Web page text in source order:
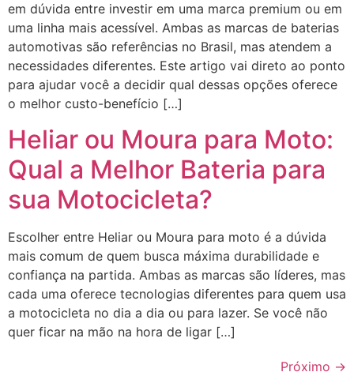
em dúvida entre investir em uma marca premium ou em
uma linha mais acessível. Ambas as marcas de baterias
automotivas são referências no Brasil, mas atendem a
necessidades diferentes. Este artigo vai direto ao ponto
para ajudar você a decidir qual dessas opções oferece
o melhor custo-benefício […]
Heliar ou Moura para Moto:
Qual a Melhor Bateria para
sua Motocicleta?
Escolher entre Heliar ou Moura para moto é a dúvida
mais comum de quem busca máxima durabilidade e
confiança na partida. Ambas as marcas são líderes, mas
cada uma oferece tecnologias diferentes para quem usa
a motocicleta no dia a dia ou para lazer. Se você não
quer ficar na mão na hora de ligar […]
Próximo →